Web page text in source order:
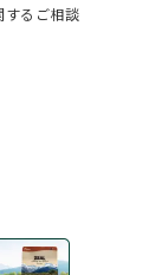
するご相談